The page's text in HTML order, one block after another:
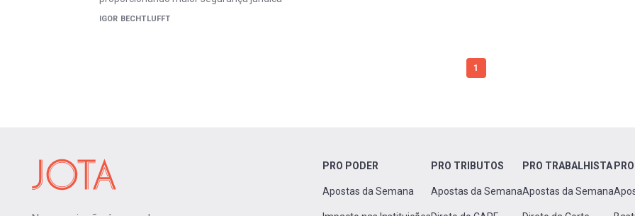
IGOR BECHTLUFFT
1
PRO PODER
Apostas da Semana
PRO TRIBUTOS
Apostas da Semana
PRO TRABALHISTA
Apostas da Semana